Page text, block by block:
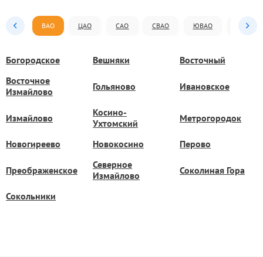
ВАО ЦАО САО СВАО ЮВАО ЮАО
Богородское Вешняки
Восточный
Восточное
Измайлово
Гольяново Ивановское
Измайлово
Косино-
Ухтомский
Метрогородок
Новогиреево Новокосино Перово
Преображенское
Северное
Измайлово
Соколиная Гора
Сокольники